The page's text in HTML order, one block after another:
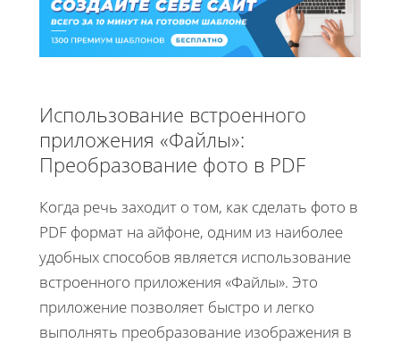
Использование встроенного
приложения «Файлы»:
Преобразование фото в PDF
Когда речь заходит о том, как сделать фото в
PDF формат на айфоне, одним из наиболее
удобных способов является использование
встроенного приложения «Файлы». Это
приложение позволяет быстро и легко
выполнять преобразование изображения в